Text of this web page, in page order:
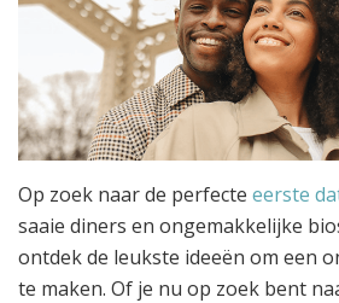
Op zoek naar de perfecte eerste
saaie diners en ongemakkelijke
ontdek de leukste ideeën om een
te maken. Of je nu op zoek bent